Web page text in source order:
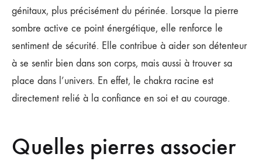
génitaux, plus précisément du périnée. Lorsque la pierre
sombre active ce point énergétique, elle renforce le
sentiment de sécurité. Elle contribue à aider son détenteur
à se sentir bien dans son corps, mais aussi à trouver sa
place dans l’univers. En effet, le chakra racine est
directement relié à la confiance en soi et au courage.
Quelles pierres associer